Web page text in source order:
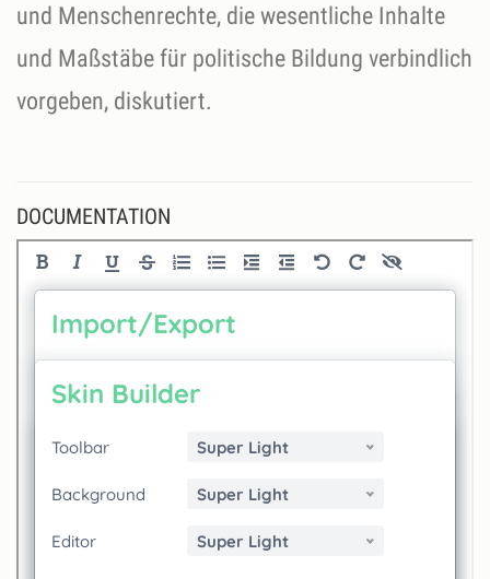
und Menschenrechte, die wesentliche Inhalte
und Maßstäbe für politische Bildung verbindlich
vorgeben, diskutiert.
DOCUMENTATION